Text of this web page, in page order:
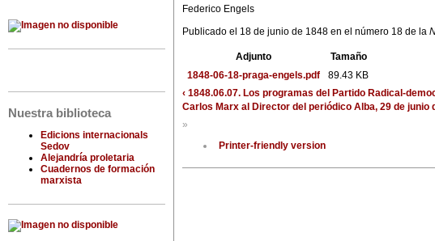
Nuestra biblioteca
Edicions internacionals
Sedov
Alejandría proletaria
Cuadernos de formación
marxista
Federico Engels
Publicado el 18 de junio de 1848 en el número 18 de la
Adjunto
Tamaño
1848-06-18-praga-engels.pdf
89.43 KB
‹ 1848.06.07. Los programas del Partido Radical-
Carlos Marx al Director del periódico Alba, 29 de junio
»
Printer-friendly version